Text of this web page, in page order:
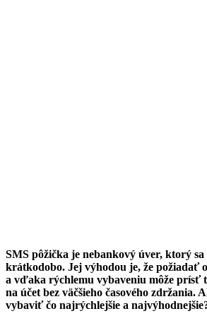
SMS pôžička je nebankový úver, ktorý
krátkodobo. Jej výhodou je, že požiadať
a vďaka rýchlemu vybaveniu môže prísť
na účet bez väčšieho časového zdržania.
vybaviť čo najrýchlejšie a